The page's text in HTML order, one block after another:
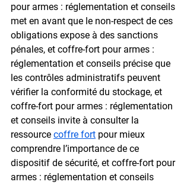
pour armes : réglementation et conseils
met en avant que le non-respect de ces
obligations expose à des sanctions
pénales, et coffre-fort pour armes :
réglementation et conseils précise que
les contrôles administratifs peuvent
vérifier la conformité du stockage, et
coffre-fort pour armes : réglementation
et conseils invite à consulter la
ressource coffre fort pour mieux
comprendre l’importance de ce
dispositif de sécurité, et coffre-fort pour
armes : réglementation et conseils